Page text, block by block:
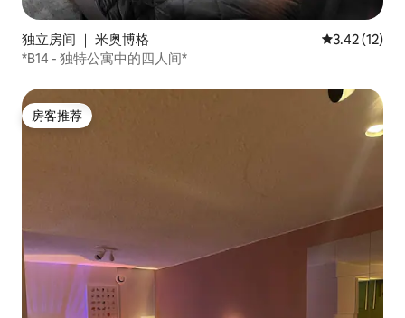
独立房间 ｜ 米奥博格 平均评分
3.42 (12)
*B14 - 独特公寓中的四人间*
房客推荐
房客推荐